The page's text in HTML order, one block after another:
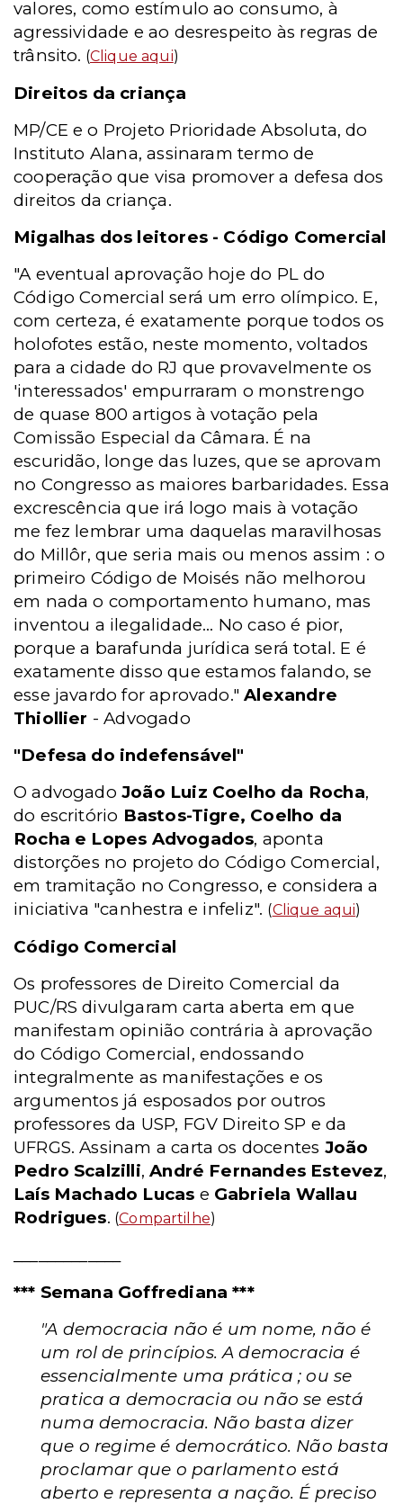
valores, como estímulo ao consumo, à
agressividade e ao desrespeito às regras de
trânsito. (Clique aqui)
Direitos da criança
MP/CE e o Projeto Prioridade Absoluta, do
Instituto Alana, assinaram termo de
cooperação que visa promover a defesa dos
direitos da criança.
Migalhas dos leitores - Código Comercial
"A eventual aprovação hoje do PL do
Código Comercial será um erro olímpico. E,
com certeza, é exatamente porque todos os
holofotes estão, neste momento, voltados
para a cidade do RJ que provavelmente os
'interessados' empurraram o monstrengo
de quase 800 artigos à votação pela
Comissão Especial da Câmara. É na
escuridão, longe das luzes, que se aprovam
no Congresso as maiores barbaridades. Essa
excrescência que irá logo mais à votação
me fez lembrar uma daquelas maravilhosas
do Millôr, que seria mais ou menos assim : o
primeiro Código de Moisés não melhorou
em nada o comportamento humano, mas
inventou a ilegalidade... No caso é pior,
porque a barafunda jurídica será total. E é
exatamente disso que estamos falando, se
esse javardo for aprovado."Alexandre
Thiollier - Advogado
"Defesa do indefensável"
O advogado João Luiz Coelho da Rocha,
do escritório Bastos-Tigre, Coelho da
Rocha e Lopes Advogados, aponta
distorções no projeto do Código Comercial,
em tramitação no Congresso, e considera a
iniciativa "canhestra e infeliz". (Clique aqui)
Código Comercial
Os professores de Direito Comercial da
PUC/RS divulgaram carta aberta em que
manifestam opinião contrária à aprovação
do Código Comercial, endossando
integralmente as manifestações e os
argumentos já esposados por outros
professores da USP, FGV Direito SP e da
UFRGS. Assinam a carta os docentes João
Pedro Scalzilli,André Fernandes Estevez,
Laís Machado Lucas e Gabriela Wallau
Rodrigues. (Compartilhe)
*** Semana Goffrediana ***
"A democracia não é um nome, não é
um rol de princípios. A democracia é
essencialmente uma prática ; ou se
pratica a democracia ou não se está
numa democracia. Não basta dizer
que o regime é democrático. Não basta
proclamar que o parlamento está
aberto e representa a nação. É preciso